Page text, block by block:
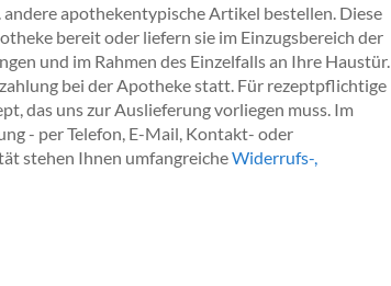
apothekentypische Artikel bestellen. Diese
bereit oder liefern sie im Einzugsbereich der
und im Rahmen des Einzelfalls an Ihre Haustür.
bei der Apotheke statt. Für rezeptpflichtige
das uns zur Auslieferung vorliegen muss. Im
- per Telefon, E-Mail, Kontakt- oder
stehen Ihnen umfangreicheWiderrufs-,